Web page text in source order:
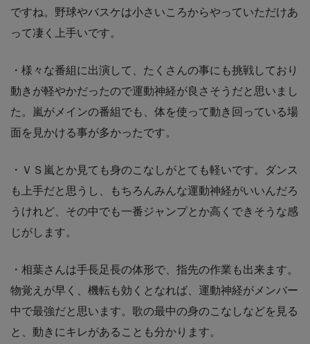
ですね。野球やバスケは小さいころからやっていただけあ
って凄く上手いです。
・様々な番組に出演して、たくさんの事にも挑戦しており
動きが軽やかだったので運動神経が良さそうだと思いまし
た。嵐がメインの番組でも、体を使って動き回っている場
面を見かける事が多かったです。
・ＶＳ嵐とか見ても身のこなしがとても軽いです。ダンス
も上手だと思うし、もちろんみんな運動神経がいいんだろ
うけれど、その中でも一番ジャンプとか高くできそうな感
じがします。
・相葉さんは手長足長の体形で、指先の作業も出来ます。
物覚えが早く、機転も効くとなれば、運動神経がメンバー
中で最強だと思います。歌の最中の身のこなしなどを見る
と、動きにキレがあることも分かります。